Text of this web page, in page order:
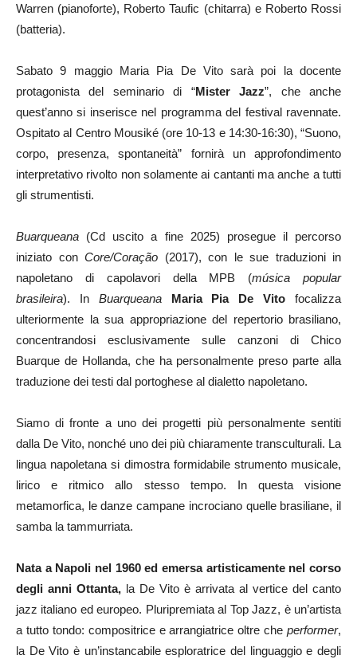
Warren (pianoforte), Roberto Taufic (chitarra) e Roberto Rossi
(batteria).
Sabato 9 maggio Maria Pia De Vito sarà poi la docente
protagonista del seminario di “Mister Jazz”, che anche
quest’anno si inserisce nel programma del festival ravennate.
Ospitato al Centro Mousiké (ore 10-13 e 14:30-16:30), “Suono,
corpo, presenza, spontaneità” fornirà un approfondimento
interpretativo rivolto non solamente ai cantanti ma anche a tutti
gli strumentisti.
Buarqueana (Cd uscito a fine 2025) prosegue il percorso
iniziato con Core/Coração (2017), con le sue traduzioni in
napoletano di capolavori della
MPB (música
popular
brasileira). In Buarqueana Maria Pia De Vito focalizza
ulteriormente la sua appropriazione del repertorio brasiliano,
concentrandosi esclusivamente sulle canzoni di Chico
Buarque de Hollanda, che ha personalmente preso parte alla
traduzione dei testi dal portoghese al dialetto napoletano.
Siamo di fronte a uno dei progetti più personalmente sentiti
dalla De Vito, nonché uno dei più chiaramente transculturali. La
lingua napoletana si dimostra formidabile strumento musicale,
lirico e ritmico allo stesso tempo. In questa visione
metamorfica, le danze campane incrociano quelle brasiliane, il
samba la tammurriata.
Nata a Napoli nel 1960 ed emersa artisticamente nel corso
degli anni Ottanta, la De Vito è arrivata al vertice del canto
jazz italiano ed europeo. Pluripremiata al Top Jazz, è un’artista
a tutto tondo: compositrice e arrangiatrice oltre che performer,
la De Vito è un’instancabile esploratrice del linguaggio e degli